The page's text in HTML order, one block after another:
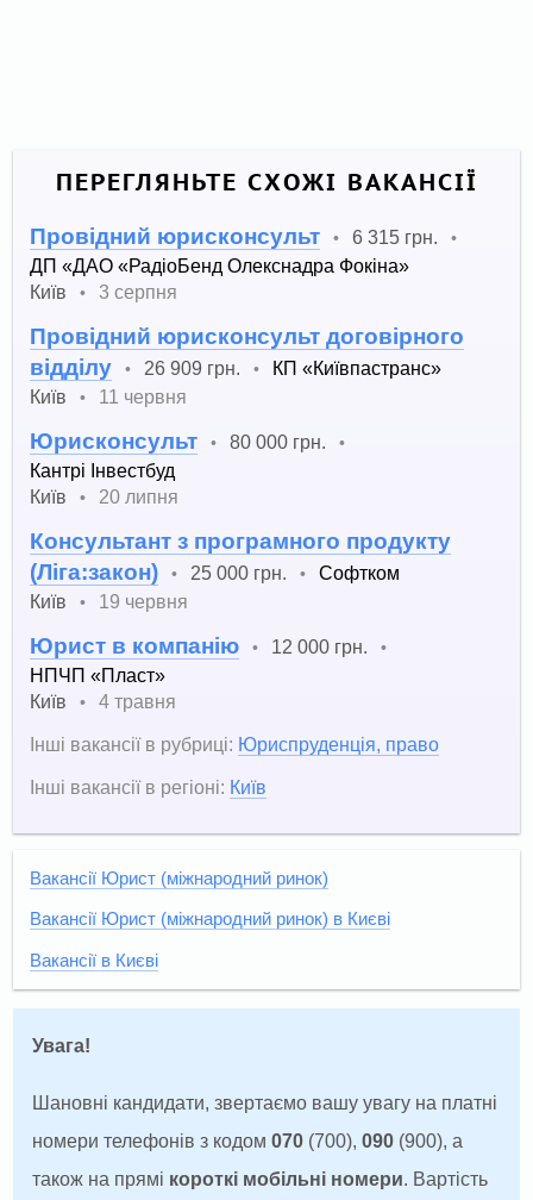
ПЕРЕГЛЯНЬТЕ СХОЖІ ВАКАНСІЇ
Провідний юрисконсульт • 6 315 грн. •
ДП «ДАО «РадіоБенд Олекснадра Фокіна»
Київ
• 3 серпня
Провідний юрисконсульт договірного
відділу
• 26 909 грн. •
КП «Київпастранс»
Київ
• 11 червня
Юрисконсульт • 80 000 грн. •
Кантрі Інвестбуд
Київ
• 20 липня
Консультант з програмного продукту
(Ліга:закон)
• 25 000 грн. •
Софтком
Київ
• 19 червня
Юрист в компанію • 12 000 грн. •
НПЧП «Пласт»
Київ
•
4 травня
Інші вакансії в рубриці: Юриспруденція, право
Інші вакансії в регіоні: Київ
Вакансії Юрист (міжнародний ринок)
Вакансії Юрист (міжнародний ринок) в Києві
Вакансії в Києві
Увага!
Шановні кандидати, звертаємо вашу увагу на платні
номери телефонів з кодом070 (700),090 (900), а
також на прямі короткі мобільні номери. Вартість